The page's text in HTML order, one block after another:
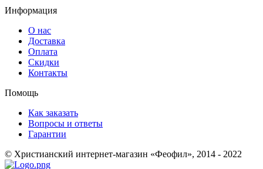
Информация
О нас
Доставка
Оплата
Скидки
Контакты
Помощь
Как заказать
Вопросы и ответы
Гарантии
© Христианский интернет-магазин «Феофил», 2014 - 2022